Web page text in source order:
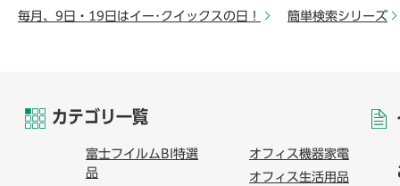
毎月、9日・19日はイー･クイックスの日！
簡単検索シリーズ
カテゴリ一覧
富士フイルムBI特選
品
オフィス機器家電
オフィス生活用品